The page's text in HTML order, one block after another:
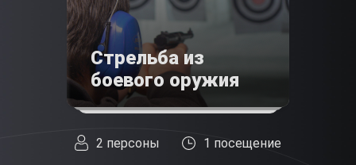
Стрельба из
боевого оружия
2 персоны 1 посещение